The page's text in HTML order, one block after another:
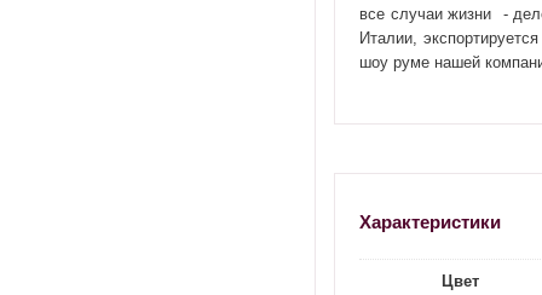
все случаи жизни
-
Италии,
шоу руме нашей
Характеристики
Цвет